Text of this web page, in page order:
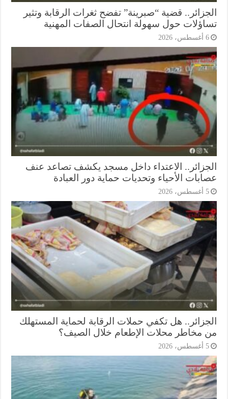
قضية “صبرينة” تفضح ثغرات الرقابة وتثير
حول سهولة انتحال الصفات المهنية
الاعتداء داخل مسجد يكشف تصاعد عنف
الأحياء وتحديات حماية دور العبادة
هل تكفي حملات الرقابة لحماية المستهلك
مخاطر محلات الإطعام خلال الصيف؟